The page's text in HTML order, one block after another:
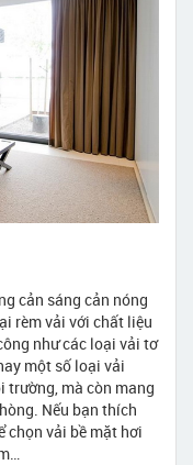
cản sáng cản nóng
rèm vải với chất liệu
như các loại vải tơ
một số loại vải
trường, mà còn mang
Nếu bạn thích
chọn vải bề mặt hơi